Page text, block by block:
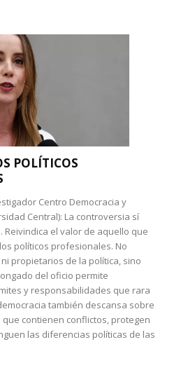
POLÍTICOS
Centro Democracia y
Central): La controversia sí
el valor de aquello que
políticos profesionales. No
propietarios de la política, sino
del oficio permite
y responsabilidades que rara
también descansa sobre
contienen conflictos, protegen
las diferencias políticas de las